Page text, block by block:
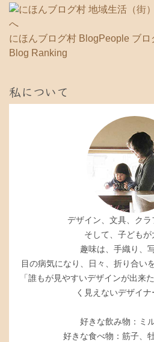
にほんブログ村 BlogPeople ブロ
Blog Ranking
私について
デザイン、文具、クラ
そして、子どもが
趣味は、手織り、
目の病気になり、日々、折り合い
「誰もが見やすいデザインが出来
く見えないデザイナ
好きな飲み物：ミ
好きな食べ物：筋子、